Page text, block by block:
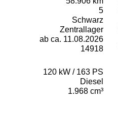
5
Schwarz
Zentrallager
ab ca. 11.08.2026
14918
120 kW / 163 PS
Diesel
1.968 cm³